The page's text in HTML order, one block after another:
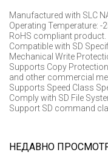
Manufactured with SLC
Operating Temperature: -
RoHS compliant product.
Compatible with SD
Mechanical Write
Supports Copy
and other commercial
Supports Speed Class
Comply with SD File
Support SD command
НЕДАВНО